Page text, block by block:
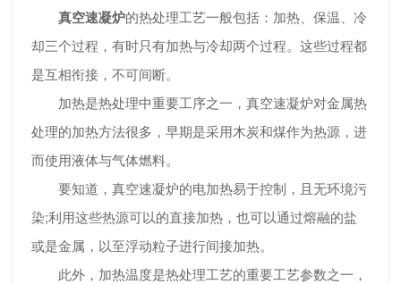
真空速凝炉的热处理工艺一般包括：加热、保温、冷
却三个过程，有时只有加热与冷却两个过程。这些过程都
是互相衔接，不可间断。
加热是热处理中重要工序之一，真空速凝炉对金属热
处理的加热方法很多，早期是采用木炭和煤作为热源，进
而使用液体与气体燃料。
要知道，真空速凝炉的电加热易于控制，且无环境污
染;利用这些热源可以的直接加热，也可以通过熔融的盐
或是金属，以至浮动粒子进行间接加热。
此外，加热温度是热处理工艺的重要工艺参数之一，